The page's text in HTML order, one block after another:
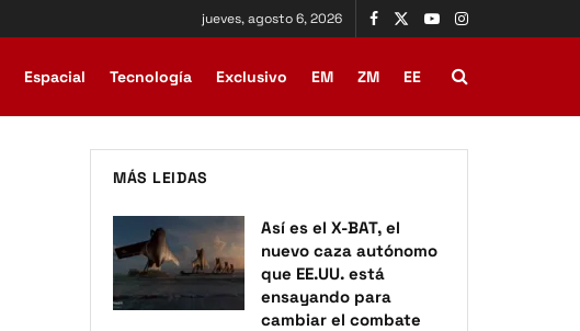
jueves, agosto 6, 2026
Espacial Tecnología Exclusivo EM ZM EE
MÁS LEIDAS
Así es el X-BAT, el
nuevo caza autónomo
que EE.UU. está
ensayando para
cambiar el combate